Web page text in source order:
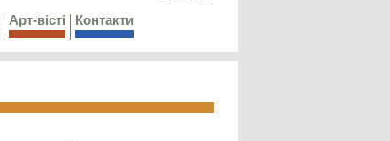
Арт-вісті Контакти